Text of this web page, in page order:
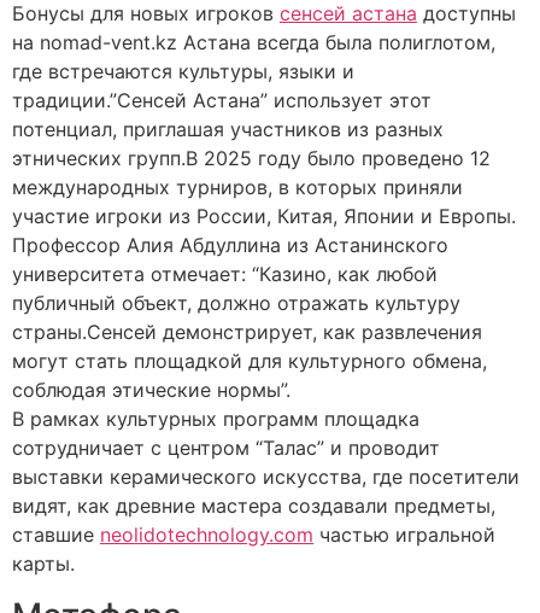
Бонусы для новых игроков сенсей астана доступны
на nomad-vent.kz Астана всегда была полиглотом,
где встречаются культуры, языки и
традиции.”Сенсей Астана” использует этот
потенциал, приглашая участников из разных
этнических групп.В 2025 году было проведено 12
международных турниров, в которых приняли
участие игроки из России, Китая, Японии и Европы.
Профессор Алия Абдуллина из Астанинского
университета отмечает: “Казино, как любой
публичный объект, должно отражать культуру
страны.Сенсей демонстрирует, как развлечения
могут стать площадкой для культурного обмена,
соблюдая этические нормы”.
В рамках культурных программ площадка
сотрудничает с центром “Талас” и проводит
выставки керамического искусства, где посетители
видят, как древние мастера создавали предметы,
ставшие neolidotechnology.com частью игральной
карты.